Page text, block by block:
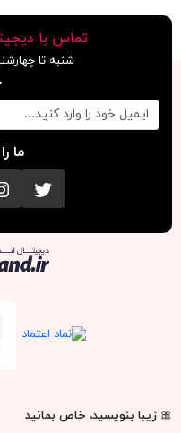
تماس با
شنبه تا
ما
تویتر
🎀زیبا بنویسید، خاص بمانید